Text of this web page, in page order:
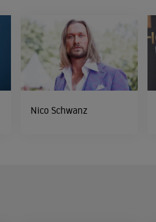
Nico Schwanz